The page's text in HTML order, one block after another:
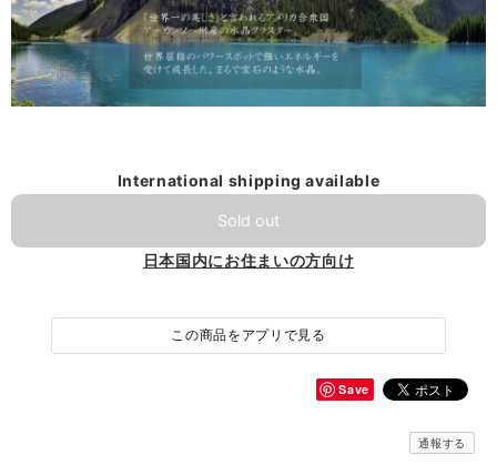
International shipping available
Sold out
日本国内にお住まいの方向け
この商品をアプリで見る
Save
通報する